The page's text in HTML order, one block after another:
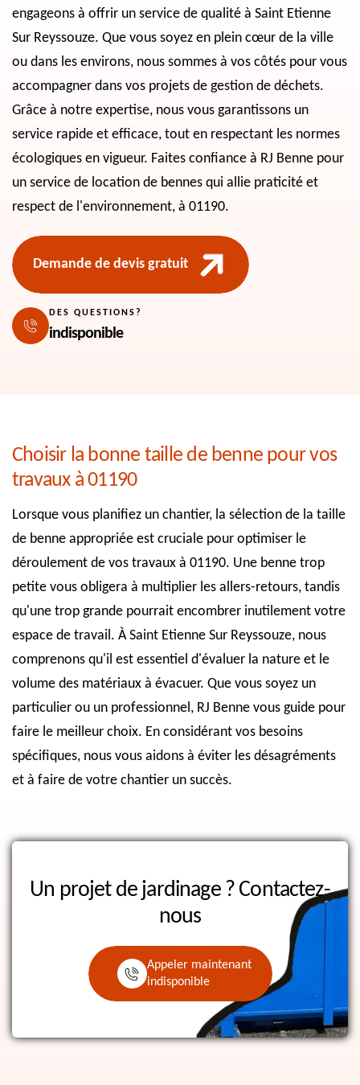
engageons à offrir un service de qualité à Saint Etienne
Sur Reyssouze. Que vous soyez en plein cœur de la ville
ou dans les environs, nous sommes à vos côtés pour vous
accompagner dans vos projets de gestion de déchets.
Grâce à notre expertise, nous vous garantissons un
service rapide et efficace, tout en respectant les normes
écologiques en vigueur. Faites confiance à RJ Benne pour
un service de location de bennes qui allie praticité et
respect de l'environnement, à 01190.
Demande de devis gratuit
DES QUESTIONS?
indisponible
Choisir la bonne taille de benne pour vos
travaux à 01190
Lorsque vous planifiez un chantier, la sélection de la taille
de benne appropriée est cruciale pour optimiser le
déroulement de vos travaux à 01190. Une benne trop
petite vous obligera à multiplier les allers-retours, tandis
qu'une trop grande pourrait encombrer inutilement votre
espace de travail. À Saint Etienne Sur Reyssouze, nous
comprenons qu'il est essentiel d'évaluer la nature et le
volume des matériaux à évacuer. Que vous soyez un
particulier ou un professionnel, RJ Benne vous guide pour
faire le meilleur choix. En considérant vos besoins
spécifiques, nous vous aidons à éviter les désagréments
et à faire de votre chantier un succès.
Un projet de jardinage ? Contactez-
nous
Appeler maintenant
indisponible